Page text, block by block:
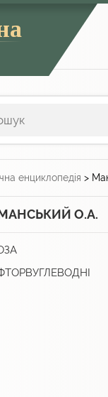
енциклопедія >
О.А.